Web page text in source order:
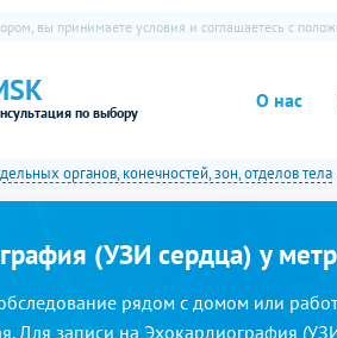
по выбору О нас
вы принимаете условия и соглашаетесь с
органов, конечностей, зон, отделов тела
(УЗИ сердца) у
рядом с домом или
Для записи на Эхокардиография